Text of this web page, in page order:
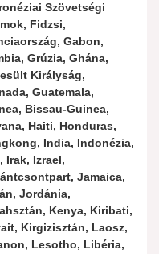
Szövetségi
Fidzsi,
Gabon,
Grúzia, Ghána,
Királyság,
Guatemala,
Bissau-Guinea,
Haiti, Honduras,
India, Indonézia,
Irak, Izrael,
Jamaica,
Jordánia,
Kenya, Kiribati,
Kirgizisztán, Laosz,
Lesotho, Libéria,